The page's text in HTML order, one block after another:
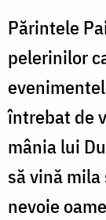
Părintele
pelerinilor
întrebat de
mânia lui
să vină mila
nevoie